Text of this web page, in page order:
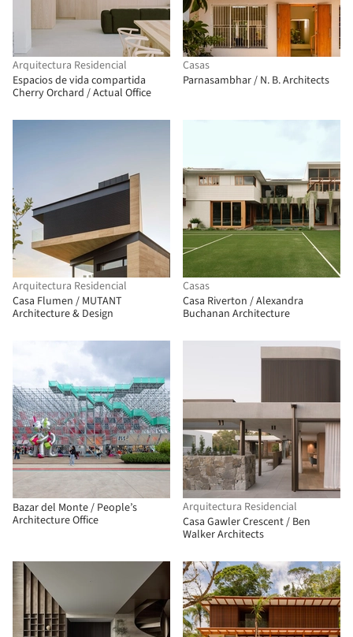
Arquitectura Residencial
Espacios de vida compartida
Cherry Orchard / Actual Office
Casas
Parnasambhar / N. B. Architects
Arquitectura Residencial
Casa Flumen / MUTANT
Architecture & Design
Casas
Casa Riverton / Alexandra
Buchanan Architecture
Bazar del Monte / People’s
Architecture Office
Arquitectura Residencial
Casa Gawler Crescent / Ben
Walker Architects